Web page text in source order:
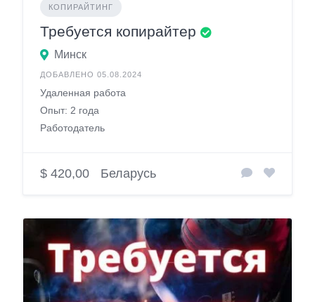
КОПИРАЙТИНГ
Требуется копирайтер
Минск
ДОБАВЛЕНО 05.08.2024
Удаленная работа
Опыт: 2 года
Работодатель
$ 420,00 Беларусь